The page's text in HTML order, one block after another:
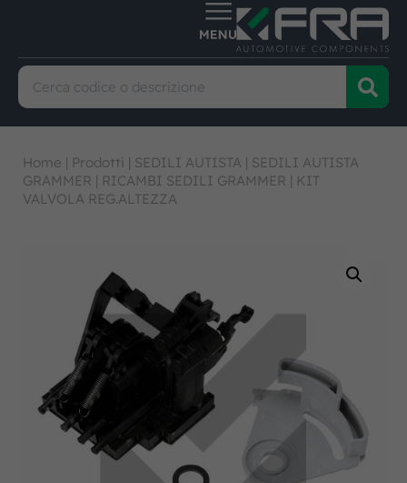
Home | Prodotti | SEDILI AUTISTA | SEDILI AUTISTA
GRAMMER | RICAMBI SEDILI GRAMMER | KIT
VALVOLA REG.ALTEZZA